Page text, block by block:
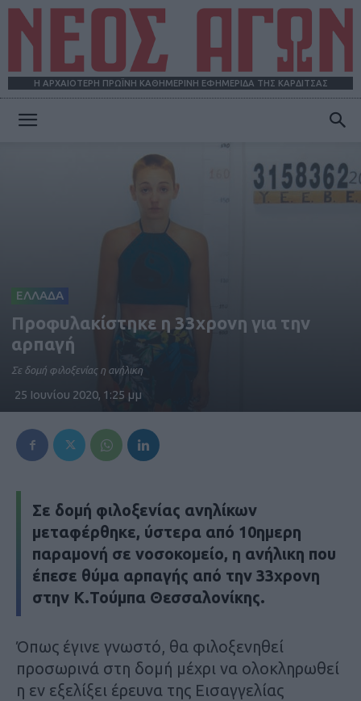
Η ΑΡΧΑΙΟΤΕΡΗ ΠΡΩΪΝΗ ΚΑΘΗΜΕΡΙΝΗ ΕΦΗΜΕΡΙΔΑ ΤΗΣ ΚΑΡΔΙΤΣΑΣ
ΕΛΛΑΔΑ
Προφυλακίστηκε η 33χρονη για την
αρπαγή
Σε δομή φιλοξενίας η ανήλικη
25 Ιουνίου 2020, 1:25 μμ
Σε δομή φιλοξενίας ανηλίκων
μεταφέρθηκε, ύστερα από 10ημερη
παραμονή σε νοσοκομείο, η ανήλικη που
έπεσε θύμα αρπαγής από την 33χρονη
στην Κ.Τούμπα Θεσσαλονίκης.
Όπως έγινε γνωστό, θα φιλοξενηθεί
προσωρινά στη δομή μέχρι να ολοκληρωθεί
η εν εξελίξει έρευνα της Εισαγγελίας